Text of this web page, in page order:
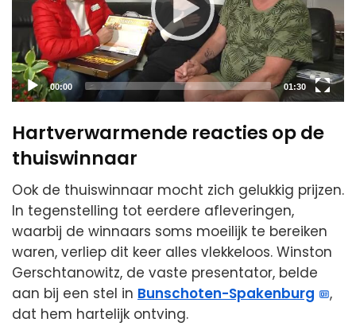
Current
time
00:00
Total
duration
01:30
Hartverwarmende reacties op de
thuiswinnaar
Ook de thuiswinnaar mocht zich gelukkig prijzen.
In tegenstelling tot eerdere afleveringen,
waarbij de winnaars soms moeilijk te bereiken
waren, verliep dit keer alles vlekkeloos. Winston
Gerschtanowitz, de vaste presentator, belde
aan bij een stel in Bunschoten-Spakenburg
,
dat hem hartelijk ontving.